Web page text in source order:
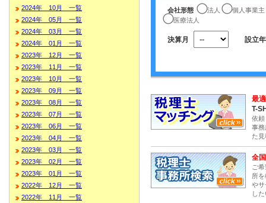
2024年 10月 一覧
2024年 05月 一覧
2024年 03月 一覧
2024年 01月 一覧
2023年 12月 一覧
2023年 11月 一覧
2023年 10月 一覧
2023年 09月 一覧
2023年 08月 一覧
2023年 07月 一覧
2023年 06月 一覧
2023年 04月 一覧
2023年 03月 一覧
2023年 02月 一覧
2023年 01月 一覧
2022年 12月 一覧
2022年 11月 一覧
会社形態 法人
個人事業主
医療法人
決算月 設立年
最適
T-
依頼
事務
た
全
ご
所
やサ
し